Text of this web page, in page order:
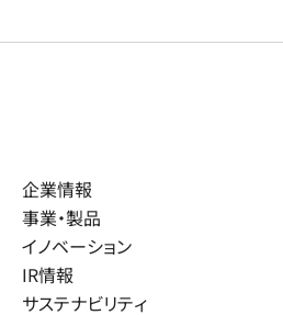
企業情報
事業・製品
イノベーション
IR情報
サステナビリティ